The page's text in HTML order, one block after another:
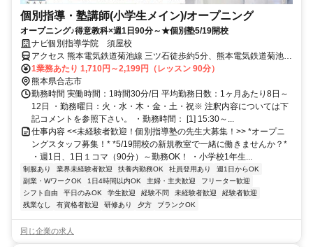
個別指導・塾講師(小学生メイン)/オープニング
オープニング♪得意教科×週1日90分～★個別塾5/19開校
ナビ個別指導学院 須屋校
アクセス 熊本電気鉄道菊池線 三ツ石徒歩約5分、熊本電気鉄道菊池線
須屋徒歩約13分、熊本電気鉄道菊池線 黒石（熊本県）徒歩約14分 三
ツ石駅より徒歩5分
1業務あたり 1,710円～2,199円（レッスン 90分）
熊本県合志市
勤務時間 実働時間：1時間30分/日 平均勤務日数：1ヶ月あたり8日～
12日 ・勤務曜日：火・水・木・金・土・祝※ 注釈内容については下
記コメントを参照下さい。 ・勤務時間： [1] 15:30～...
仕事内容 <<未経験者歓迎！個別指導塾の先生大募集！>> *オープニ
ングスタッフ募集！* *5/19開校の新規教室で一緒に働きませんか？*
・週1日、1日１コマ（90分）～勤務OK！ ・小学校1年生...
制服あり 業界未経験者歓迎 扶養内勤務OK 社員登用あり
週1日からOK
副業・WワークOK
1日4時間以内OK 主婦・主夫歓迎
フリーター歓迎
シフト自由
平日のみOK 学生歓迎 経験不問 未経験者歓迎
経験者歓迎
残業なし
有資格者歓迎 研修あり 夕方 ブランクOK
同じ企業の求人